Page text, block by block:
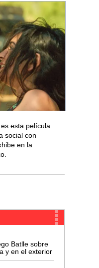
esta película
social con
en la
Batlle sobre
y en el exterior